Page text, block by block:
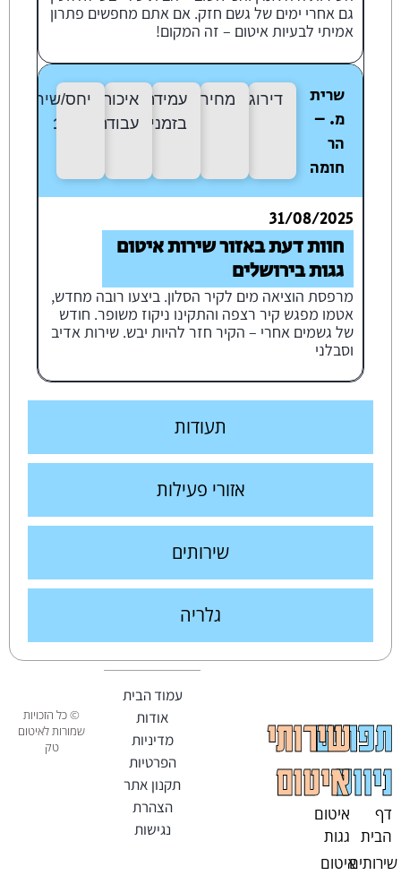
תעודות
אזורי פעילות
שירותים
גלריה
גם אחרי ימים של גשם חזק. אם אתם מחפשים פתרון
אמיתי לבעיות איטום – זה המקום!
שרית
מ. –
הר
חומה
דירוג: 9/10
מחיר: 10/10
עמידה
בזמנים:10/10
איכות
עבודה:
10/10
יחס/שירות:
31/08/2025
חוות דעת באזור שירות איטום
גגות בירושלים
מרפסת הוציאה מים לקיר הסלון. ביצעו רובה מחדש,
אטמו מפגש קיר רצפה והתקינו ניקוז משופר. חודש
של גשמים אחרי – הקיר חזר להיות יבש. שירות אדיב
וסבלני
תפריט
ניווט
דף
הבית
שירותים
שירותי
איטום
איטום
גגות
איטום
עמוד הבית
אודות
מדיניות
הפרטיות
תקנון אתר
הצהרת
נגישות
© כל הזכויות
שמורות לאיטום
טק